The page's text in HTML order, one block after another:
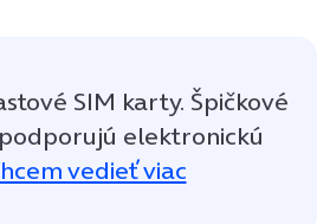
SIM karty. Špičkové
elektronickú
vedieť viac